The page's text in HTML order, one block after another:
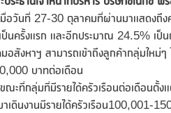
อวันที่ 27-30 ตุลาคมที่ผ่านมาแสดงถึง
ครั้งแรก และอีกประมาณ 24.5% เป็
สังหาฯ สามารถเข้าถึงลูกค้ากลุ่มใหม่
บาทต่อเดือน
ที่กลุ่มที่มีรายได้ครัวเรือนต่อเดือนตั้
นงานมีรายได้ครัวเรือน100,001-